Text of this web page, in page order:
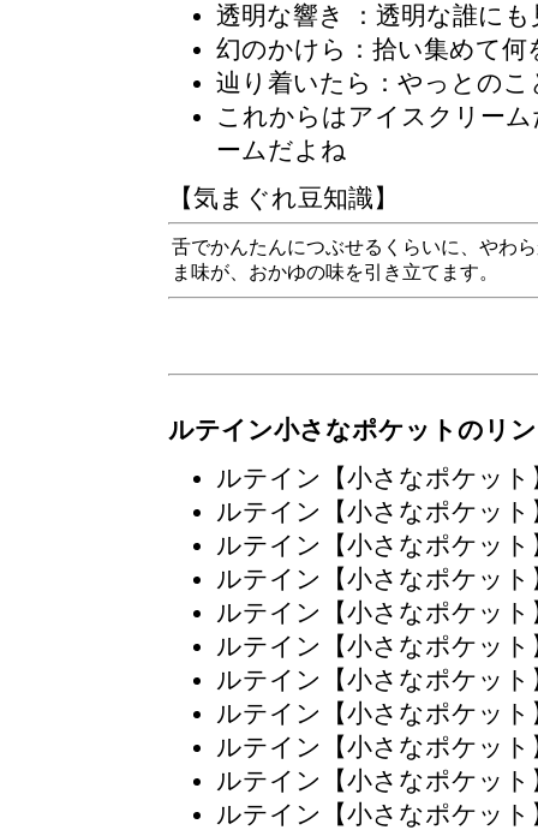
透明な響き
：透明な誰に
幻のかけら：拾い集めて
辿り着いたら：やっとの
これからはアイスクリー
ームだよね
【気まぐれ豆知識】
舌でかんたんにつぶせるくらいに、やわ
ま味が、おかゆの味を引き立てます。
ルテイン小さなポケットのリ
ルテイン【小さなポケッ
ルテイン【小さなポケッ
ルテイン【小さなポケット
ルテイン【小さなポケッ
ルテイン【小さなポケッ
ルテイン【小さなポケッ
ルテイン【小さなポケッ
ルテイン【小さなポケッ
ルテイン【小さなポケッ
ルテイン【小さなポケッ
ルテイン【小さなポケッ